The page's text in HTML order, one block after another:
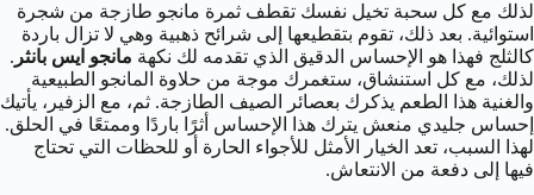
لذلك مع كل سحبة تخيل نفسك تقطف ثمرة مانجو طازجة من شجرة
استوائية. بعد ذلك، تقوم بتقطيعها إلى شرائح ذهبية وهي لا تزال باردة
كالثلج فهذا هو الإحساس الدقيق الذي تقدمه لك نكهة مانجو ايس بانثر .
لذلك، مع كل استنشاق، ستغمرك موجة من حلاوة المانجو الطبيعية
والغنية هذا الطعم يذكرك بعصائر الصيف الطازجة. ثم، مع الزفير، يأتيك
إحساس جليدي منعش يترك هذا الإحساس أثرًا باردًا وممتعًا في الحلق.
لهذا السبب، تعد الخيار الأمثل للأجواء الحارة أو للحظات التي تحتاج
فيها إلى دفعة من الانتعاش.